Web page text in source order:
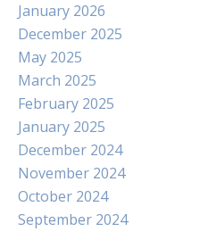
January 2026
December 2025
May 2025
March 2025
February 2025
January 2025
December 2024
November 2024
October 2024
September 2024